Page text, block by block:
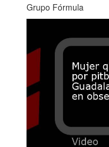
Grupo Fórmula